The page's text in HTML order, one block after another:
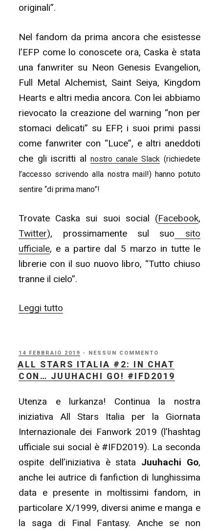
originali”.
Nel fandom da prima ancora che esistesse
l’EFP come lo conoscete ora, Caska è stata
una fanwriter su Neon Genesis Evangelion,
Full Metal Alchemist, Saint Seiya, Kingdom
Hearts e altri media ancora. Con lei abbiamo
rievocato la creazione del warning “non per
stomaci delicati” su EFP, i suoi primi passi
come fanwriter con “Luce”, e altri aneddoti
che gli iscritti alnostro canale Slack (richiedete
l’accesso scrivendo alla nostra mail!) hanno potuto
sentire “di prima mano”!
Trovate Caska sui suoi social (Facebook,
Twitter), prossimamente sul suo sito
ufficiale, e a partire dal 5 marzo in tutte le
librerie con il suo nuovo libro, “Tutto chiuso
tranne il cielo”.
Leggi tutto
#3:
In
compagnia
di…
CaskaLangley!
#IFD2019”
PUBBLICATO
IL
14 FEBBRAIO 2019 - NESSUN COMMENTO
ALL STARS ITALIA #2: IN CHAT
CON… JUUHACHI GO! #IFD2019
Utenza e lurkanza! Continua la nostra
iniziativa All Stars Italia per la Giornata
Internazionale dei Fanwork 2019 (l’hashtag
ufficiale sui social è #IFD2019). La seconda
ospite dell’iniziativa è stata Juuhachi Go,
anche lei autrice di fanfiction di lunghissima
data e presente in moltissimi fandom, in
particolare X/1999, diversi anime e manga e
la saga di Final Fantasy. Anche se non